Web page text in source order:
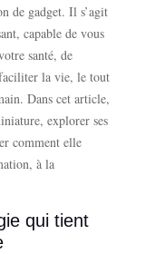
de gadget. Il s’agit
capable de vous
santé, de
la vie, le tout
Dans cet article,
explorer ses
comment elle
à la
qui tient